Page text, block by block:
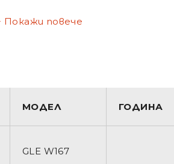
Покажи повече
МОДЕЛ ГОДИНА
GLE W167